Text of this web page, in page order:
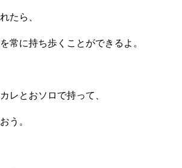
たら、
常に持ち歩くことができるよ。
レとおソロで持って、
う。